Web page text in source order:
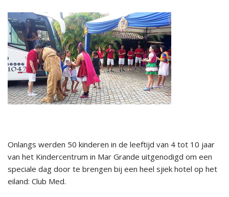
Onlangs werden 50 kinderen in de leeftijd van 4 tot 10 jaar
van het Kindercentrum in Mar Grande uitgenodigd om een
speciale dag door te brengen bij een heel sjiek hotel op het
eiland: Club Med.